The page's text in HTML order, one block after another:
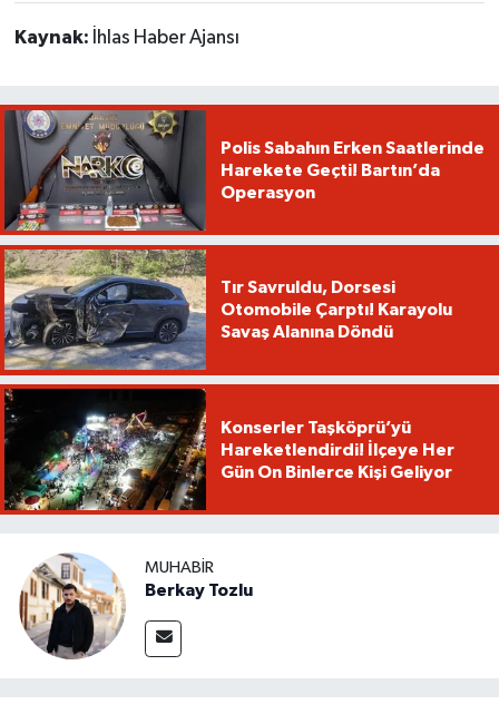
Kaynak: İhlas Haber Ajansı
Polis Sabahın Erken Saatlerinde
Harekete Geçti! Bartın’da
Operasyon
Tır Savruldu, Dorsesi
Otomobile Çarptı! Karayolu
Savaş Alanına Döndü
Konserler Taşköprü’yü
Hareketlendirdi! İlçeye Her
Gün On Binlerce Kişi Geliyor
MUHABIR
Berkay Tozlu